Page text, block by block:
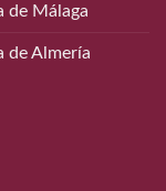
de Málaga
de Almería